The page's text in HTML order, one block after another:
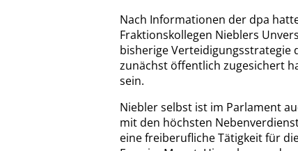
Nach Informationen der dpa
Fraktionskollegen Nieblers
bisherige Verteidigungsstrategie
zunächst öffentlich zugesichert
sein.
Niebler selbst ist im Parlament
mit den höchsten
eine freiberufliche Tätigkeit für